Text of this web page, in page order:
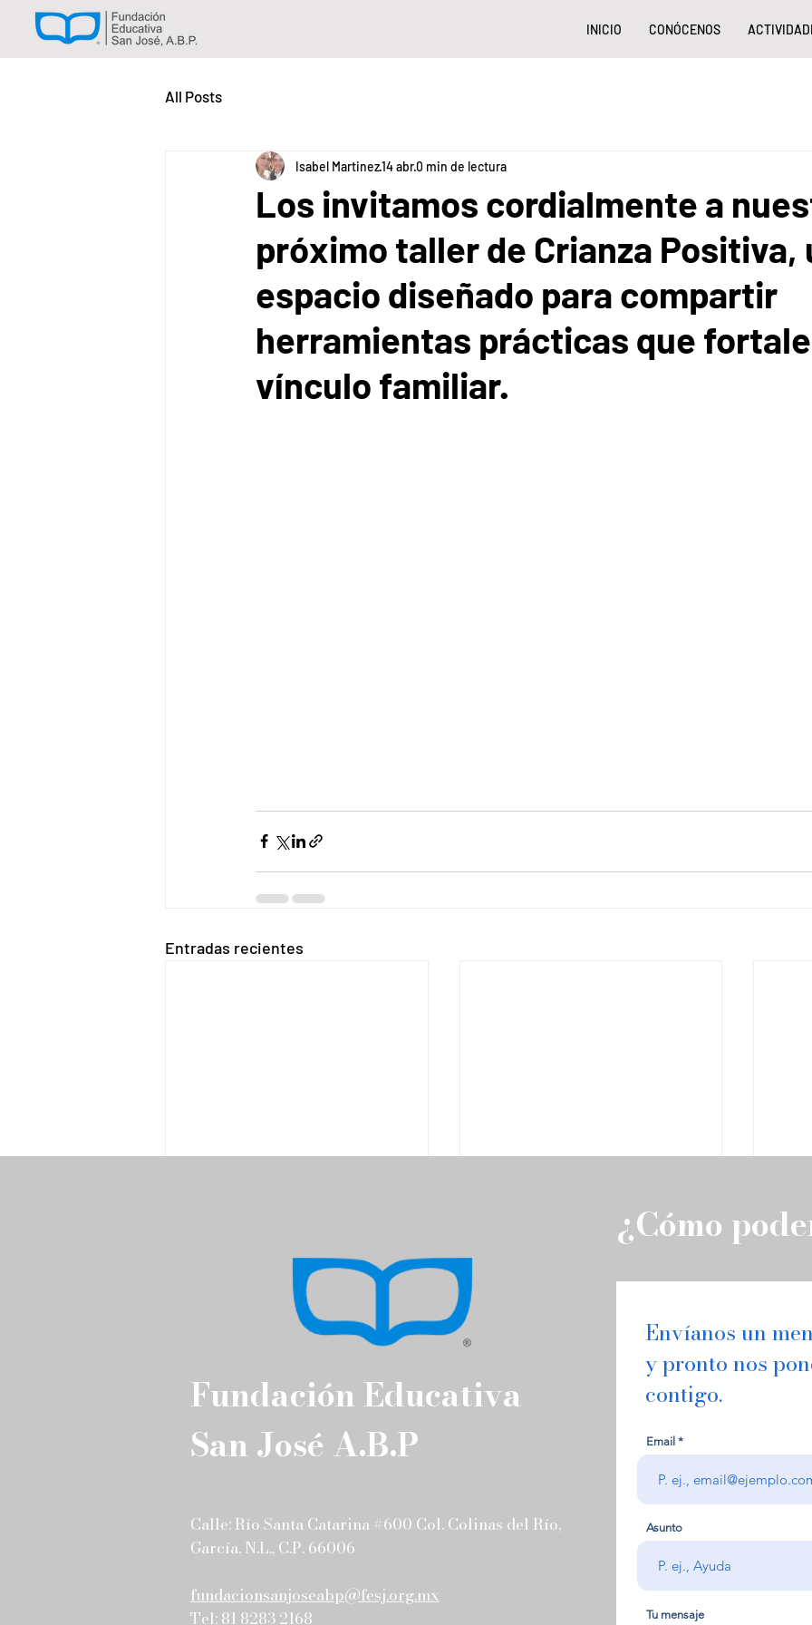
INICIO CONÓCENOS
All Posts
Los invitamos cordialmente a
próximo taller de Crianza Positiva,
espacio diseñado para compartir
herramientas prácticas que
vínculo familiar.
Isabel Martinez14 abr0 min de lectura
Entradas recientes
CAMPO DE VERANO 2026
Fundación Educativa
San José A.B.P
Calle: Río Santa Catarina #600 Col. Colinas del Río,
García, N.L., C.P. 66006
fundacionsanjoseabp@fesj.org.mx
Tel: 81 8283 2168
¿Cómo
Envíanos un
y pronto nos
contigo.
Email
Asunto
Tu mensaje